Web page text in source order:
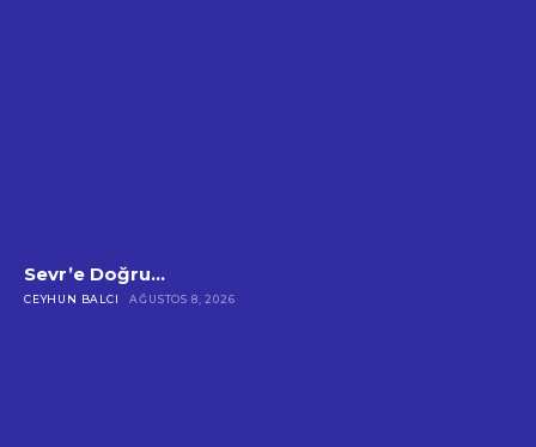
Sevr’e Doğru…
CEYHUN BALCI AĞUSTOS 8, 2026